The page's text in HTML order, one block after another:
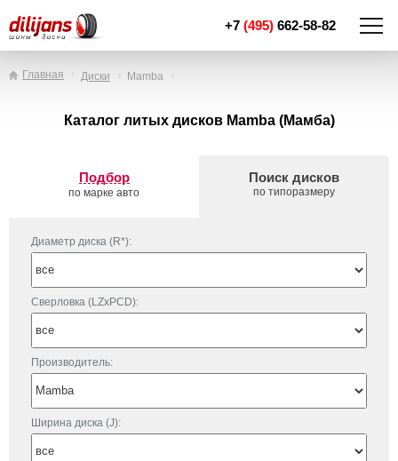
+7 (495) 662-58-82
Главная Диски Mamba
Каталог литых дисков Mamba (Мамба)
Подбор
по марке авто
Поиск дисков
по типоразмеру
Диаметр диска (R*):
Сверловка (LZxPCD):
Производитель:
Ширина диска (J):